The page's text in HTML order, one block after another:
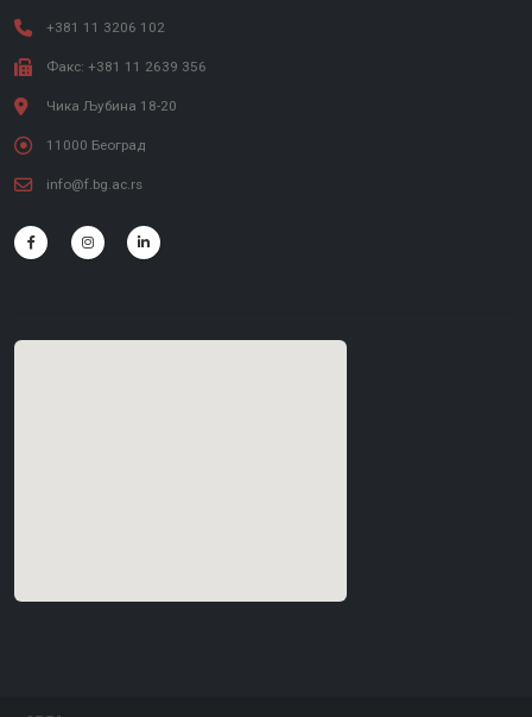
+381 11 3206 102
Факс: +381 11 2639 356
Чика Љубина 18-20
11000 Београд
info@f.bg.ac.rs